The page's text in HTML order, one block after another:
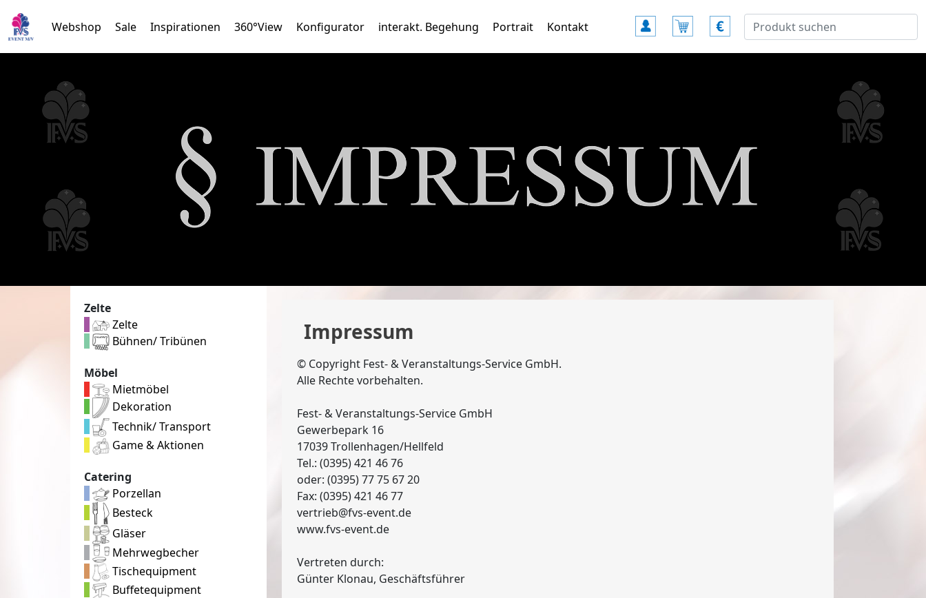
Webshop Sale Inspirationen 360°View Konfigurator interakt. Begehung Portrait Kontakt
Zelte
Zelte
Bühnen/ Tribünen
Möbel
Mietmöbel
Dekoration
Technik/ Transport
Game & Aktionen
Catering
Porzellan
Besteck
Gläser
Mehrwegbecher
Tischequipment
Buffetequipment
Impressum
© Copyright Fest- & Veranstaltungs-Service GmbH.
Alle Rechte vorbehalten.
Fest- & Veranstaltungs-Service GmbH
Gewerbepark 16
17039 Trollenhagen/Hellfeld
Tel.: (0395) 421 46 76
oder: (0395) 77 75 67 20
Fax: (0395) 421 46 77
vertrieb@fvs-event.de
www.fvs-event.de
Vertreten durch:
Günter Klonau, Geschäftsführer